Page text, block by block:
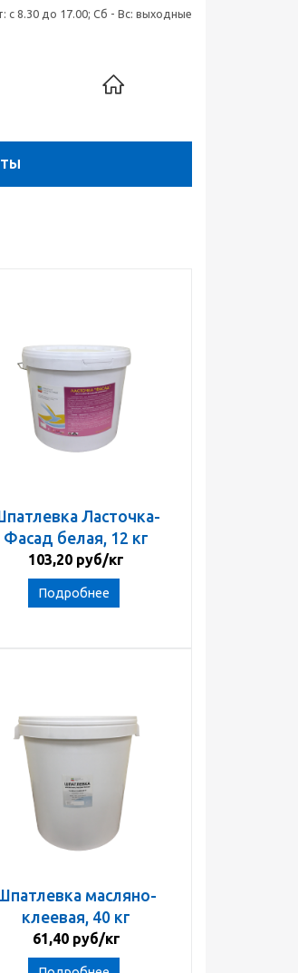
с 8.30 до 17.00; Сб - Вс: выходные
Ласточка-
Фасад белая, 12 кг
103,20 руб/кг
Подробнее
масляно-
клеевая, 40 кг
61,40 руб/кг